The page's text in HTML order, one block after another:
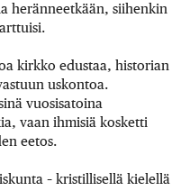
heränneetkään, siihenkin
kirkko edustaa, historian
uskontoa.
vuosisatoina
vaan ihmisiä kosketti
eetos.
– kristillisellä kielellä